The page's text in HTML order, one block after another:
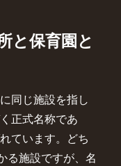
と保育園と
同じ施設を指し
正式名称であ
ています。どち
る施設ですが、名